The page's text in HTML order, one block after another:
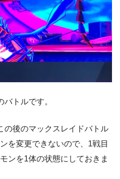
トルです。
の後のマックスレイドバトル
を変更できないので、 1戦目
ンを1体の状態にしておきま